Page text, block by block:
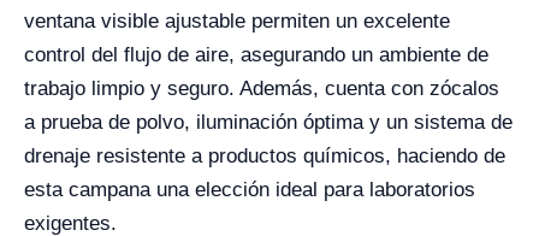
ventana visible ajustable permiten un excelente
control del flujo de aire, asegurando un ambiente de
trabajo limpio y seguro. Además, cuenta con zócalos
a prueba de polvo, iluminación óptima y un sistema de
drenaje resistente a productos químicos, haciendo de
esta campana una elección ideal para laboratorios
exigentes.